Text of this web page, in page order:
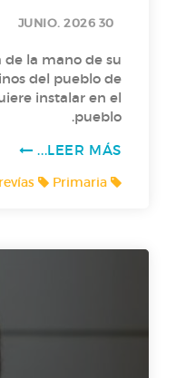
Alfredo Canteli
y más coses
de l'A a la Z
Asturianes
D`HUNOSA"
30 JUNIO. 2026
de la mano de su
del pueblo de
instalar en el
pueblo.
LEER MÁS...
Primaria